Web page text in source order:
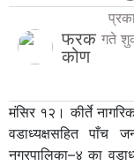
फरक
कोण
गते
मंसिर १२। कीर्ते
वडाध्यक्षसहित पाँच
नगरपालिका–४ का